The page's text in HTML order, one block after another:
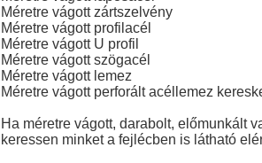
Méretre vágott zártszelvény
Méretre vágott profilacél
Méretre vágott U profil
Méretre vágott szögacél
Méretre vágott lemez
Méretre vágott perforált acéllemez
Ha méretre vágott, darabolt, előmunkált
keressen minket a fejlécben is látható